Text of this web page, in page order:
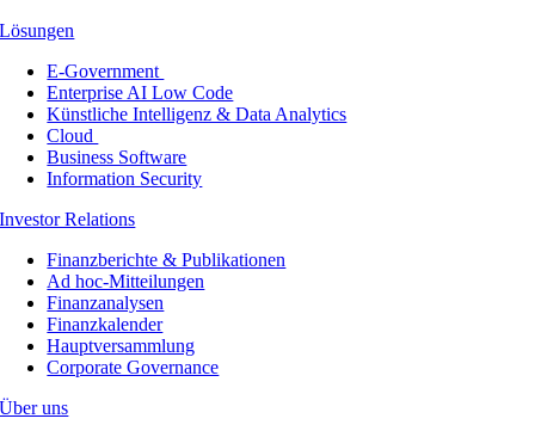
Lösungen
E-Government
Enterprise AI Low Code
Künstliche Intelligenz & Data Analytics
Cloud
Business Software
Information Security
Investor Relations
Finanzberichte & Publikationen
Ad hoc-Mitteilungen
Finanzanalysen
Finanzkalender
Hauptversammlung
Corporate Governance
Über uns